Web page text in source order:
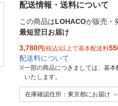
配送情報・送料について
この商品はLOHACOが販売・
最短翌日お届け
3,780円(税込)以上で基本配送料
配送料について
※一部の商品につきましては、基本
いたします。
在庫確認住所：東京都にお届け